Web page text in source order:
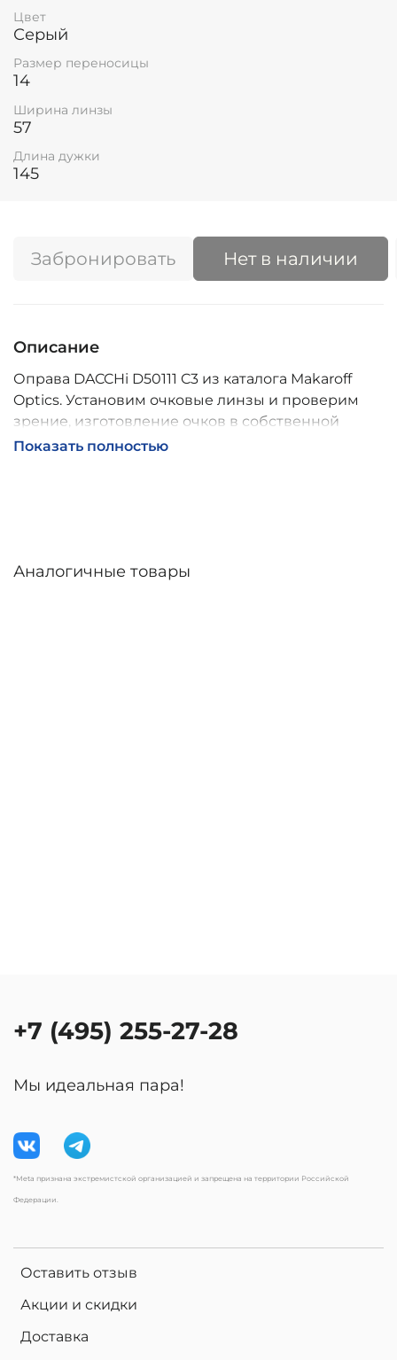
Цвет
Серый
Размер переносицы
14
Ширина линзы
57
Длина дужки
145
Забронировать Нет в наличии
Описание
Оправа DACCHi D50111 C3 из каталога Makaroff
Optics. Установим очковые линзы и проверим
зрение, изготовление очков в собственной
мастерской, обычно 2–5 дней, индивидуальные
Показать полностью
Аналогичные товары
Оставить отзыв
Акции и скидки
Доставка
+7 (495) 255-27-28
Мы идеальная пара!
*Meta признана экстремистской организацией и запрещена на территории Российской
Федерации.